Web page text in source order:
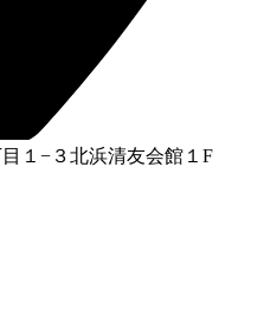
１−３北浜清友会館１F